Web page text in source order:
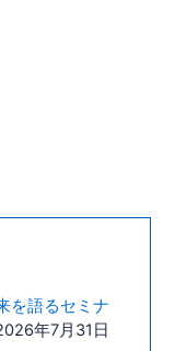
を語るセミナ
年7月31日